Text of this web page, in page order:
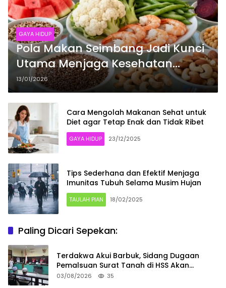
GAYA HIDUP
Pola Makan Seimbang Jadi Kunci
Utama Menjaga Kesehatan
Tubuh
13/01/2026
Cara Mengolah Makanan Sehat untuk
Diet agar Tetap Enak dan Tidak Ribet
GAYA HIDUP 23/12/2025
Tips Sederhana dan Efektif Menjaga
Imunitas Tubuh Selama Musim Hujan
TAULAH PIAN 18/02/2025
Paling Dicari Sepekan:
Terdakwa Akui Barbuk, Sidang Dugaan
Pemalsuan Surat Tanah di HSS Akan
Berlanjut Tuntutan JPU
03/08/2026 35